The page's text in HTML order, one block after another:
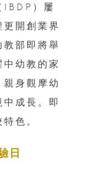
IBDP）屢
開創業界
部即將舉
幼教的家
身觀摩幼
成長。即
色。
日